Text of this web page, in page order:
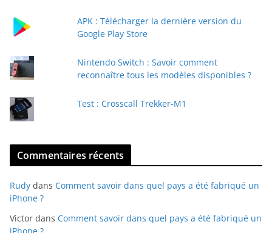
a
APK : Télécharger la dernière version du
Google Play Store
Nintendo Switch : Savoir comment
reconnaître tous les modèles disponibles ?
Test : Crosscall Trekker-M1
Commentaires récents
Rudy dans Comment savoir dans quel pays a été fabriqué un
iPhone ?
Victor dans Comment savoir dans quel pays a été fabriqué un
iPhone ?